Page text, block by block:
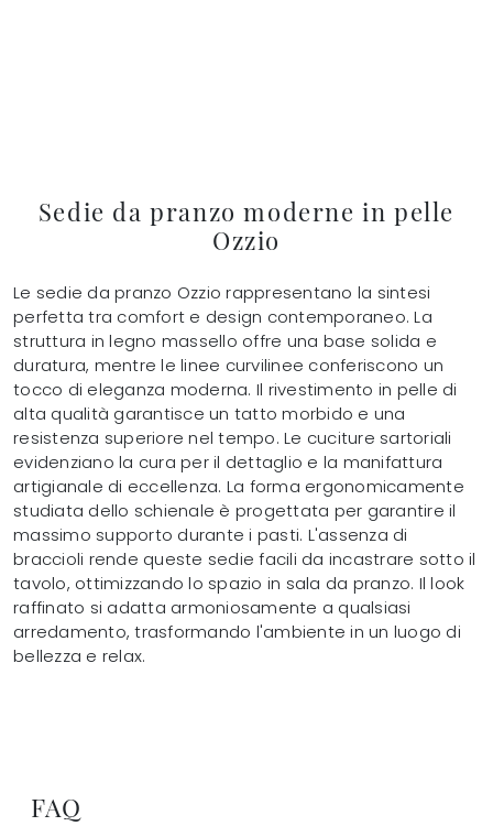
Sedie da pranzo moderne in pelle
Ozzio
Le sedie da pranzo Ozzio rappresentano la sintesi
perfetta tra comfort e design contemporaneo. La
struttura in legno massello offre una base solida e
duratura, mentre le linee curvilinee conferiscono un
tocco di eleganza moderna. Il rivestimento in pelle di
alta qualità garantisce un tatto morbido e una
resistenza superiore nel tempo. Le cuciture sartoriali
evidenziano la cura per il dettaglio e la manifattura
artigianale di eccellenza. La forma ergonomicamente
studiata dello schienale è progettata per garantire il
massimo supporto durante i pasti. L'assenza di
braccioli rende queste sedie facili da incastrare sotto il
tavolo, ottimizzando lo spazio in sala da pranzo. Il look
raffinato si adatta armoniosamente a qualsiasi
arredamento, trasformando l'ambiente in un luogo di
bellezza e relax.
FAQ